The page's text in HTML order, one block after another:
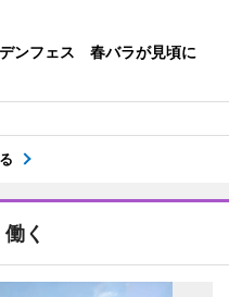
ンフェス 春バラが見頃に
く